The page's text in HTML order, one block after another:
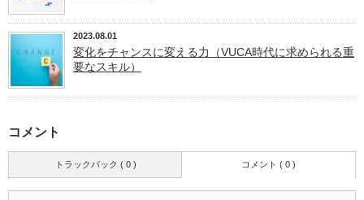
2023.08.01
変化をチャンスに変える力（VUCA時代に求められる重
要なスキル）
コメント
トラックバック ( 0 ) コメント ( 0 )